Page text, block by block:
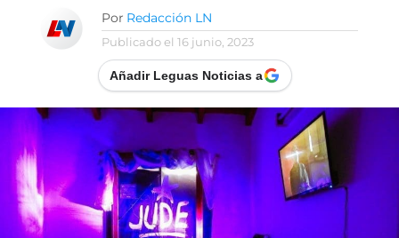
Por Redacción LN
Publicado el 16 junio, 2023
Añadir Leguas Noticias a